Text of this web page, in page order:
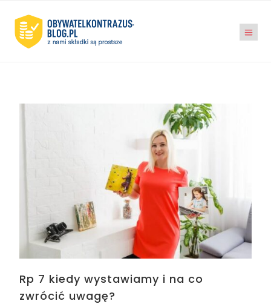
Rp 7 kiedy wystawiamy i na co
zwrócić uwagę?